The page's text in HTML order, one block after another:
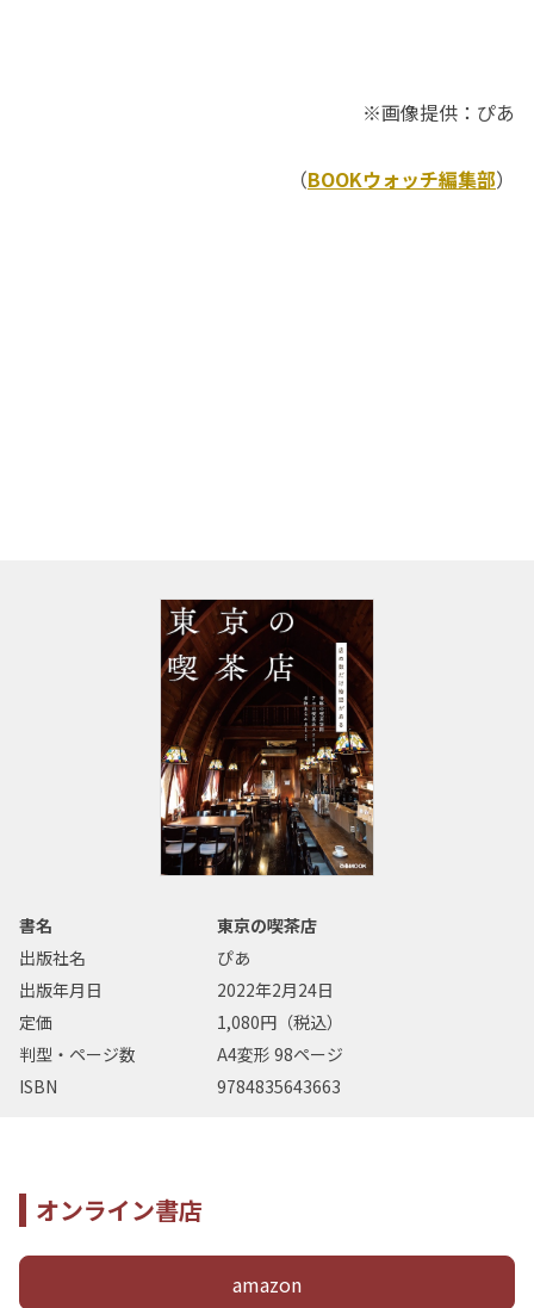
※画像提供：ぴあ
（BOOKウォッチ編集部）
書名
東京の喫茶店
出版社名
ぴあ
出版年月日
2022年2月24日
定価
1,080円（税込）
判型・ページ数
A4変形 98ページ
ISBN
9784835643663
オンライン書店
amazon